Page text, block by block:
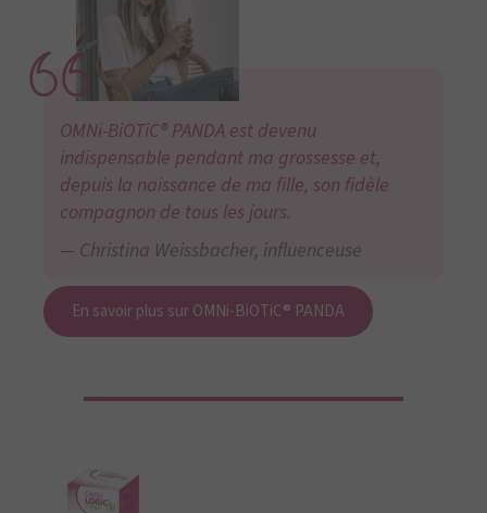
OMNi-BiOTiC® PANDA est devenu
indispensable pendant ma grossesse et,
depuis la naissance de ma fille, son fidèle
compagnon de tous les jours.
Christina Weissbacher, influenceuse
En savoir plus sur OMNi-BiOTiC® PANDA